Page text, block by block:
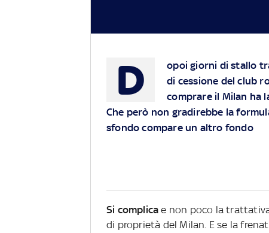
D
opoi giorni di stallo
di cessione del club
comprare il Milan ha
Che però non gradirebbe la
sfondo compare un altro fondo
Si complica e non poco la
di proprietà del Milan. E se la